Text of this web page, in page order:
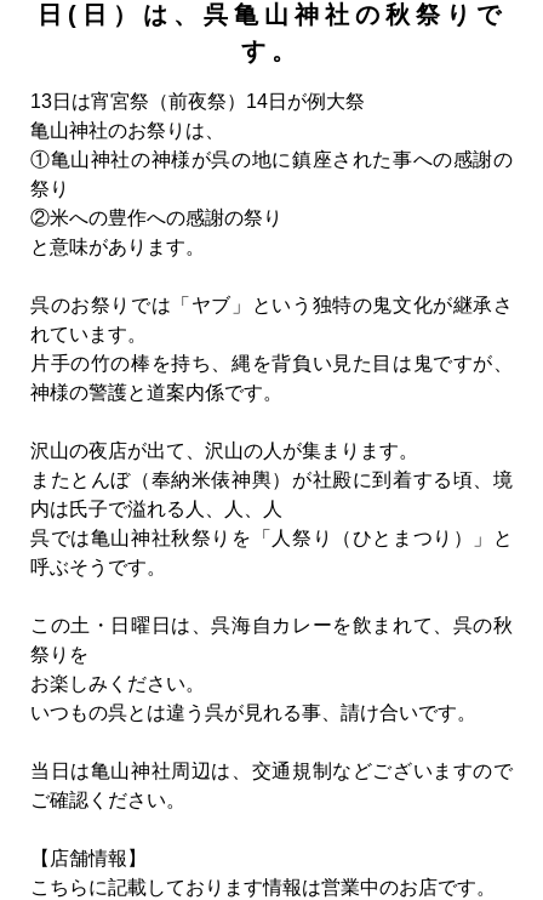
日(日）は、呉亀山神社の秋祭りで
す。
13日は宵宮祭（前夜祭）14日が例大祭
亀山神社のお祭りは、
①亀山神社の神様が呉の地に鎮座された事への感謝の
祭り
②米への豊作への感謝の祭り
と意味があります。
呉のお祭りでは「ヤブ」という独特の鬼文化が継承さ
れています。
片手の竹の棒を持ち、縄を背負い見た目は鬼ですが、
神様の警護と道案内係です。
沢山の夜店が出て、沢山の人が集まります。
またとんぼ（奉納米俵神輿）が社殿に到着する頃、境
内は氏子で溢れる人、人、人
呉では亀山神社秋祭りを「人祭り（ひとまつり）」と
呼ぶそうです。
この土・日曜日は、呉海自カレーを飲まれて、呉の秋
祭りを
お楽しみください。
いつもの呉とは違う呉が見れる事、請け合いです。
当日は亀山神社周辺は、交通規制などございますので
ご確認ください。
【店舗情報】
こちらに記載しております情報は営業中のお店です。